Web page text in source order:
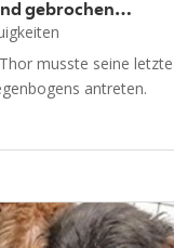
gebrochen…
musste seine
antreten.